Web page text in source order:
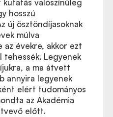
valószínűleg
hosszú
új ösztöndíjasoknak
múlva
az évekre, akkor ezt
Legyenek
a ma átvett
annyira legyenek
elért tudományos
az Akadémia
előtt.